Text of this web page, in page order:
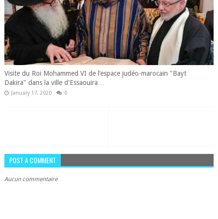
Visite du Roi Mohammed VI de l’espace judéo-marocain "Bayt
Dakira" dans la ville d'Essaouira…
January 17, 2020 0
POST A COMMENT
Aucun commentaire